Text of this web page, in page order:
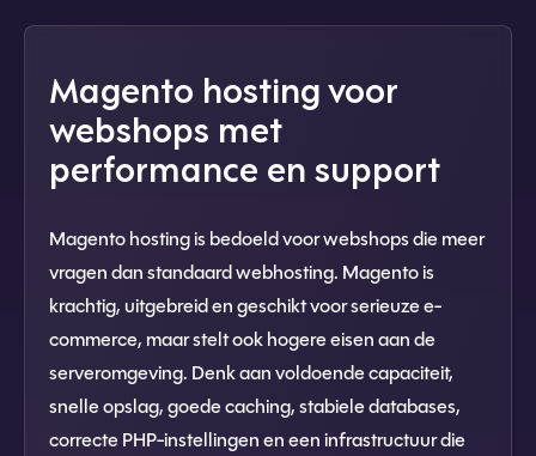
Magento hosting voor
webshops met
performance en support
Magento hosting is bedoeld voor webshops die meer
vragen dan standaard webhosting. Magento is
krachtig, uitgebreid en geschikt voor serieuze e-
commerce, maar stelt ook hogere eisen aan de
serveromgeving. Denk aan voldoende capaciteit,
snelle opslag, goede caching, stabiele databases,
correcte PHP-instellingen en een infrastructuur die